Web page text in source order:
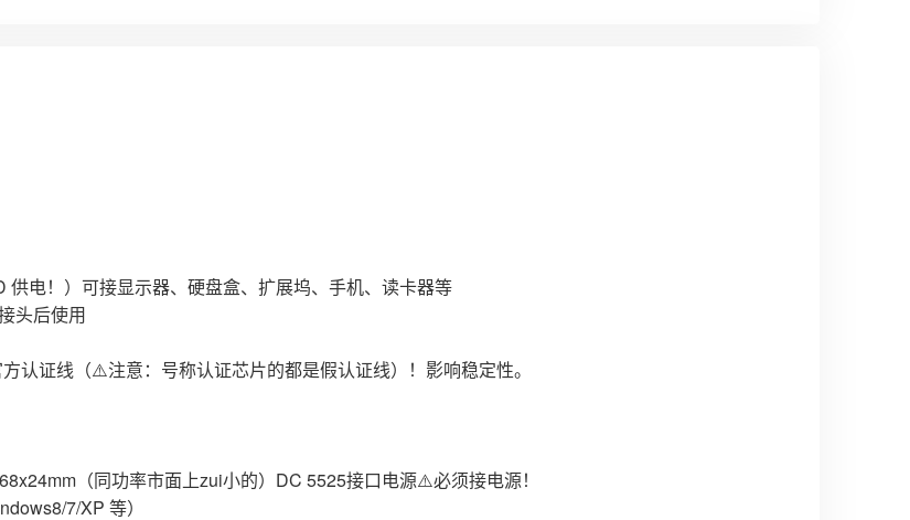
）可接显示器、硬盘盒、扩展坞、手机、读卡器等
头后使用
认证线（⚠️注意：号称认证芯片的都是假认证线）！影响稳定性。
（同功率市面上zui小的）DC 5525接口电源⚠️必须接电源！
7/XP 等）